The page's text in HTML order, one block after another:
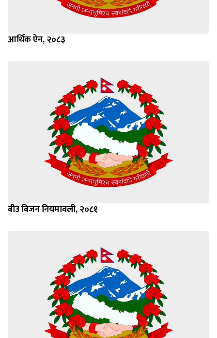
आर्थिक ऐन, २०८३
बीउ बिजन नियमावली, २०८१